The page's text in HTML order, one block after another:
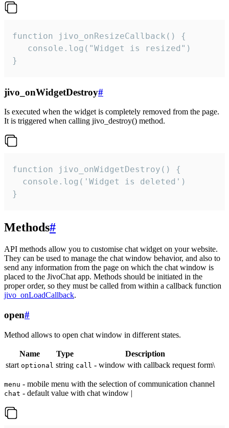
function jivo_onResizeCallback() {
   console.log("Widget is resized")
}
jivo_onWidgetDestroy#
Is executed when the widget is completely removed from the page.
It is triggered when calling jivo_destroy() method.
function jivo_onWidgetDestroy() {
  console.log('Widget is deleted')
}
Methods#
API methods allow you to customise chat widget on your website.
They can be used to manage the chat window behavior, and also to
send any information from the page on which the chat window is
placed to the JivoChat app. Methods should be initiated in the
proper order, so they must be called from within a callback function
jivo_onLoadCallback.
open#
Method allows to open chat window in different states.
Name Type
Description
start optional string call - window with callback request form\
menu - mobile menu with the selection of communication channel
chat - default value with chat window |